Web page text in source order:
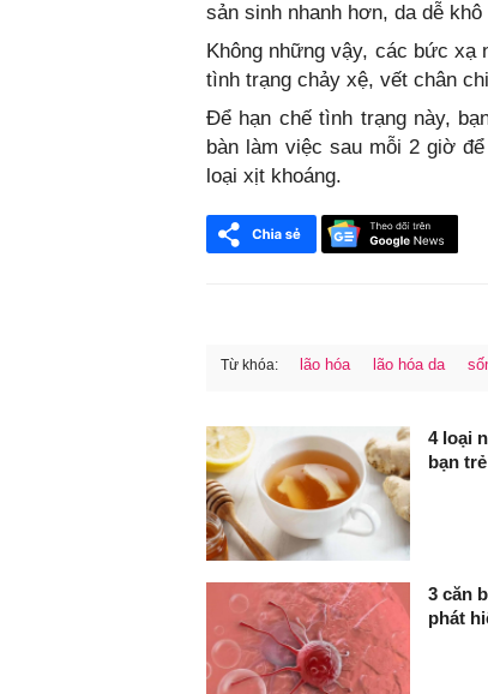
sản sinh nhanh hơn, da dễ
Không những vậy, các bức xạ
tình trạng chảy xệ, vết chân
Để hạn chế tình trạng này,
bàn làm việc sau mỗi 2 giờ
loại xịt khoáng.
Từ khóa: lão hóa lão hóa da
4 loại
bạn
3 căn
phát